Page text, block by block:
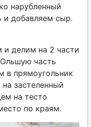
нарубленный
и добавляем сыр.
делим на 2 части
часть
в прямоугольник
застеленный
на тесто
по краям.